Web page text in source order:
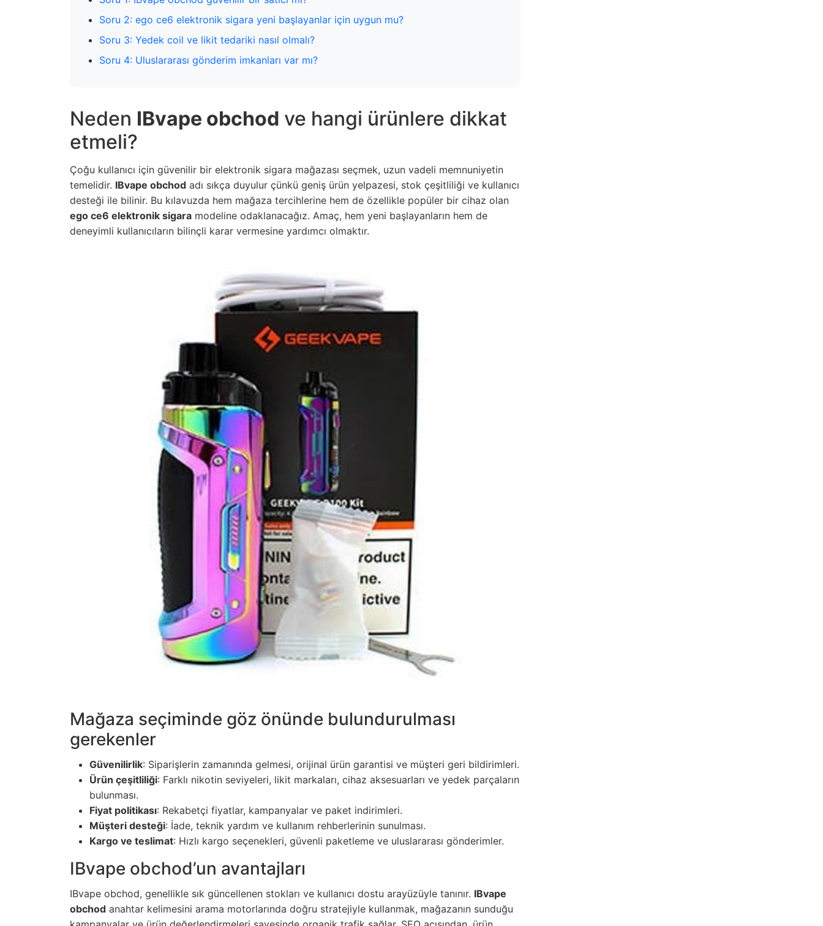
Soru 2: ego ce6 elektronik sigara yeni başlayanlar için uygun mu?
Soru 3: Yedek coil ve likit tedariki nasıl olmalı?
Soru 4: Uluslararası gönderim imkanları var mı?
Neden IBvape obchod ve hangi ürünlere dikkat
etmeli?
Çoğu kullanıcı için güvenilir bir elektronik sigara mağazası seçmek, uzun vadeli memnuniyetin
temelidir. IBvape obchod adı sıkça duyulur çünkü geniş ürün yelpazesi, stok çeşitliliği ve kullanıcı
desteği ile bilinir. Bu kılavuzda hem mağaza tercihlerine hem de özellikle popüler bir cihaz olan
ego ce6 elektronik sigara modeline odaklanacağız. Amaç, hem yeni başlayanların hem de
deneyimli kullanıcıların bilinçli karar vermesine yardımcı olmaktır.
Mağaza seçiminde göz önünde bulundurulması
gerekenler
Güvenilirlik: Siparişlerin zamanında gelmesi, orijinal ürün garantisi ve müşteri geri bildirimleri.
Ürün çeşitliliği: Farklı nikotin seviyeleri, likit markaları, cihaz aksesuarları ve yedek parçaların
bulunması.
Fiyat politikası: Rekabetçi fiyatlar, kampanyalar ve paket indirimleri.
Müşteri desteği: İade, teknik yardım ve kullanım rehberlerinin sunulması.
Kargo ve teslimat: Hızlı kargo seçenekleri, güvenli paketleme ve uluslararası gönderimler.
IBvape obchod’un avantajları
IBvape obchod, genellikle sık güncellenen stokları ve kullanıcı dostu arayüzüyle tanınır. IBvape
obchod anahtar kelimesini arama motorlarında doğru stratejiyle kullanmak, mağazanın sunduğu